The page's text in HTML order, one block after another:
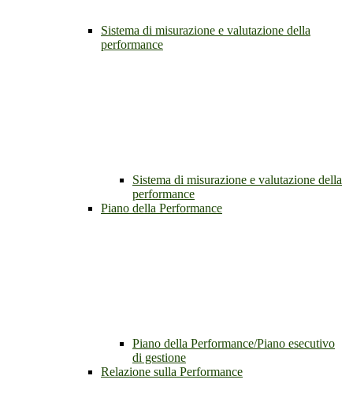
Sistema di misurazione e valutazione della
performance
Sistema di misurazione e valutazione della
performance
Piano della Performance
Piano della Performance/Piano esecutivo
di gestione
Relazione sulla Performance